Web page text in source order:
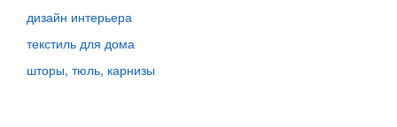
дизайн интерьера
текстиль для дома
шторы, тюль, карнизы